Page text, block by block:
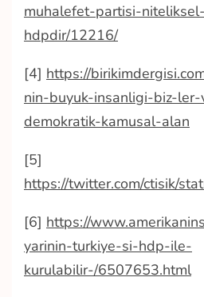
muhalefet-partisi-
hdpdir/12216/
[4] https://
nin-buyuk-insanligi-biz-
demokratik-kamusal-alan
[5]
https://twitter.com/ctisik/
[6] https://
yarinin-turkiye-si-hdp-ile-
kurulabilir-/6507653.html